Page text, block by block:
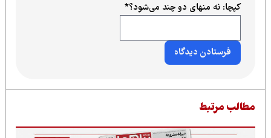
کپچا: نه منهای دو چند می‌شود؟*
مرتبط